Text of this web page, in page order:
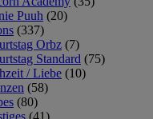
Puuh (20)
(337)
Orbz (7)
Standard (75)
/ Liebe (10)
(58)
(80)
(41)